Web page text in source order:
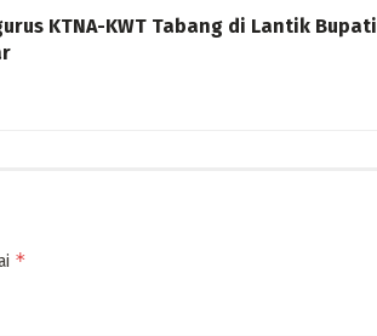
KTNA-KWT Tabang di Lantik Bupati
*